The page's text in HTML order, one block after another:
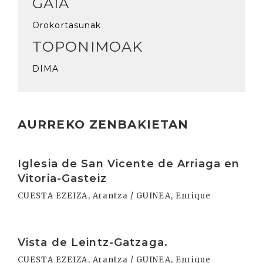
Orokortasunak
TOPONIMOAK
DIMA
AURREKO ZENBAKIETAN
Iglesia de San Vicente de Arriaga en
Vitoria-Gasteiz
CUESTA EZEIZA, Arantza / GUINEA, Enrique
Vista de Leintz-Gatzaga.
CUESTA EZEIZA, Arantza / GUINEA, Enrique